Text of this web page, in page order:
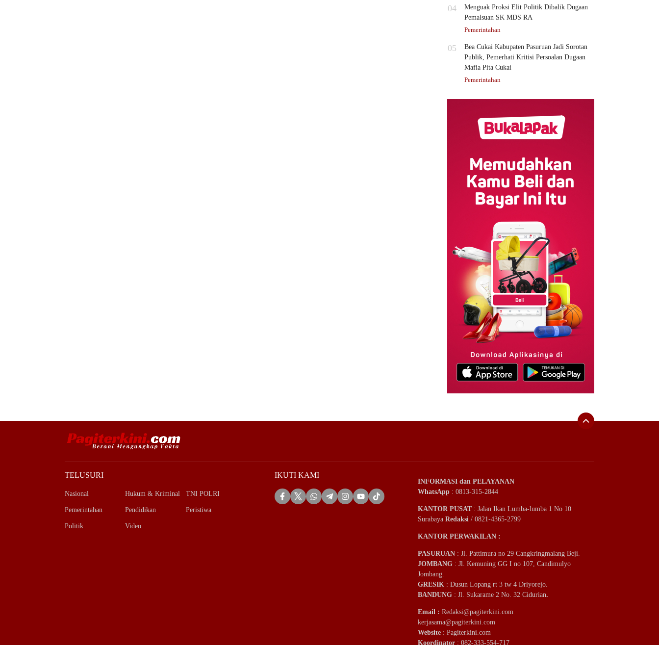
04
Menguak Proksi Elit Politik Dibalik Dugaan
Pemalsuan SK MDS RA
Pemerintahan
05
Bea Cukai Kabupaten Pasuruan Jadi Sorotan
Publik, Pemerhati Kritisi Persoalan Dugaan
Mafia Pita Cukai
Pemerintahan
TELUSURI
Nasional Hukum & Kriminal TNI POLRI
Pemerintahan Pendidikan Peristiwa
Politik Video
IKUTI KAMI
INFORMASI dan PELAYANAN
WhatsApp : 0813-315-2844
KANTOR PUSAT: Jalan Ikan Lumba-lumba 1 No 10
Surabaya Redaksi / 0821-4365-2799
KANTOR PERWAKILAN :
PASURUAN : Jl. Pattimura no 29 Cangkringmalang Beji.
JOMBANG : Jl. Kemuning GG I no 107, Candimulyo
Jombang.
GRESIK : Dusun Lopang rt 3 tw 4 Driyorejo.
BANDUNG : Jl. Sukarame 2 No. 32 Cidurian.
Email : Redaksi@pagiterkini.com
kerjasama@pagiterkini.com
Website : Pagiterkini.com
Koordinator : 082-333-554-717